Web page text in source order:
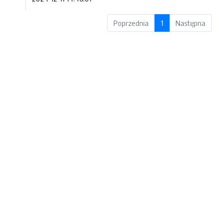
Poprzednia 1 Następna